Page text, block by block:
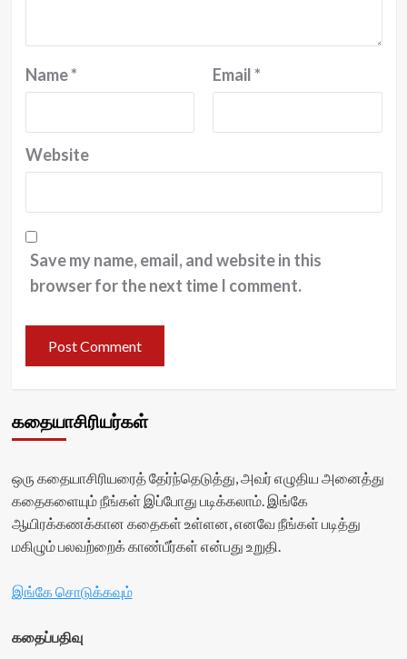
Name* Email*
Website
Save my name, email, and website in this
browser for the next time I comment.
கதையாசிரியர்கள்
ஒரு கதையாசிரியரைத் தேர்ந்தெடுத்து, அவர் எழுதிய அனைத்து
கதைகளையும் நீங்கள் இப்போது படிக்கலாம். இங்கே
ஆயிரக்கணக்கான கதைகள் உள்ளன, எனவே நீங்கள் படித்து
மகிழும் பலவற்றைக் காண்பீர்கள் என்பது உறுதி.
இங்கே சொடுக்கவும்
கதைப்பதிவு